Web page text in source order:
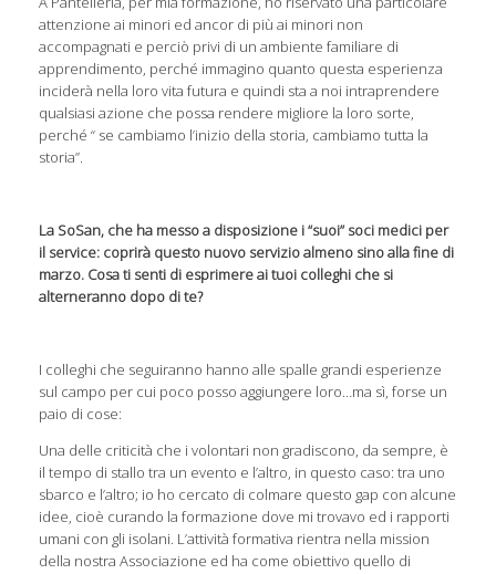
attenzione ai minori ed ancor di più ai minori non
accompagnati e perciò privi di un ambiente familiare di
apprendimento, perché immagino quanto questa esperienza
inciderà nella loro vita futura e quindi sta a noi intraprendere
qualsiasi azione che possa rendere migliore la loro sorte,
perché “ se cambiamo l’inizio della storia, cambiamo tutta la
storia”.
La SoSan, che ha messo a disposizione i “suoi” soci medici per
il service: coprirà questo nuovo servizio almeno sino alla fine di
marzo. Cosa ti senti di esprimere ai tuoi colleghi che si
alterneranno dopo di te?
I colleghi che seguiranno hanno alle spalle grandi esperienze
sul campo per cui poco posso aggiungere loro…ma sì, forse un
paio di cose:
Una delle criticità che i volontari non gradiscono, da sempre, è
il tempo di stallo tra un evento e l’altro, in questo caso: tra uno
sbarco e l’altro; io ho cercato di colmare questo gap con alcune
idee, cioè curando la formazione dove mi trovavo ed i rapporti
umani con gli isolani. L’attività formativa rientra nella mission
della nostra Associazione ed ha come obiettivo quello di